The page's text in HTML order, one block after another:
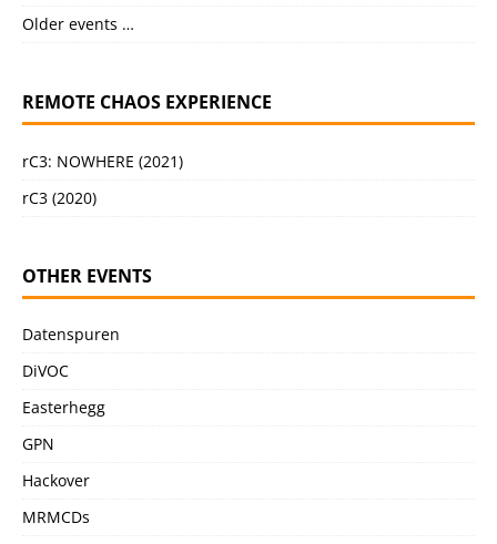
Older events …
REMOTE CHAOS EXPERIENCE
rC3: NOWHERE (2021)
rC3 (2020)
OTHER EVENTS
Datenspuren
DiVOC
Easterhegg
GPN
Hackover
MRMCDs